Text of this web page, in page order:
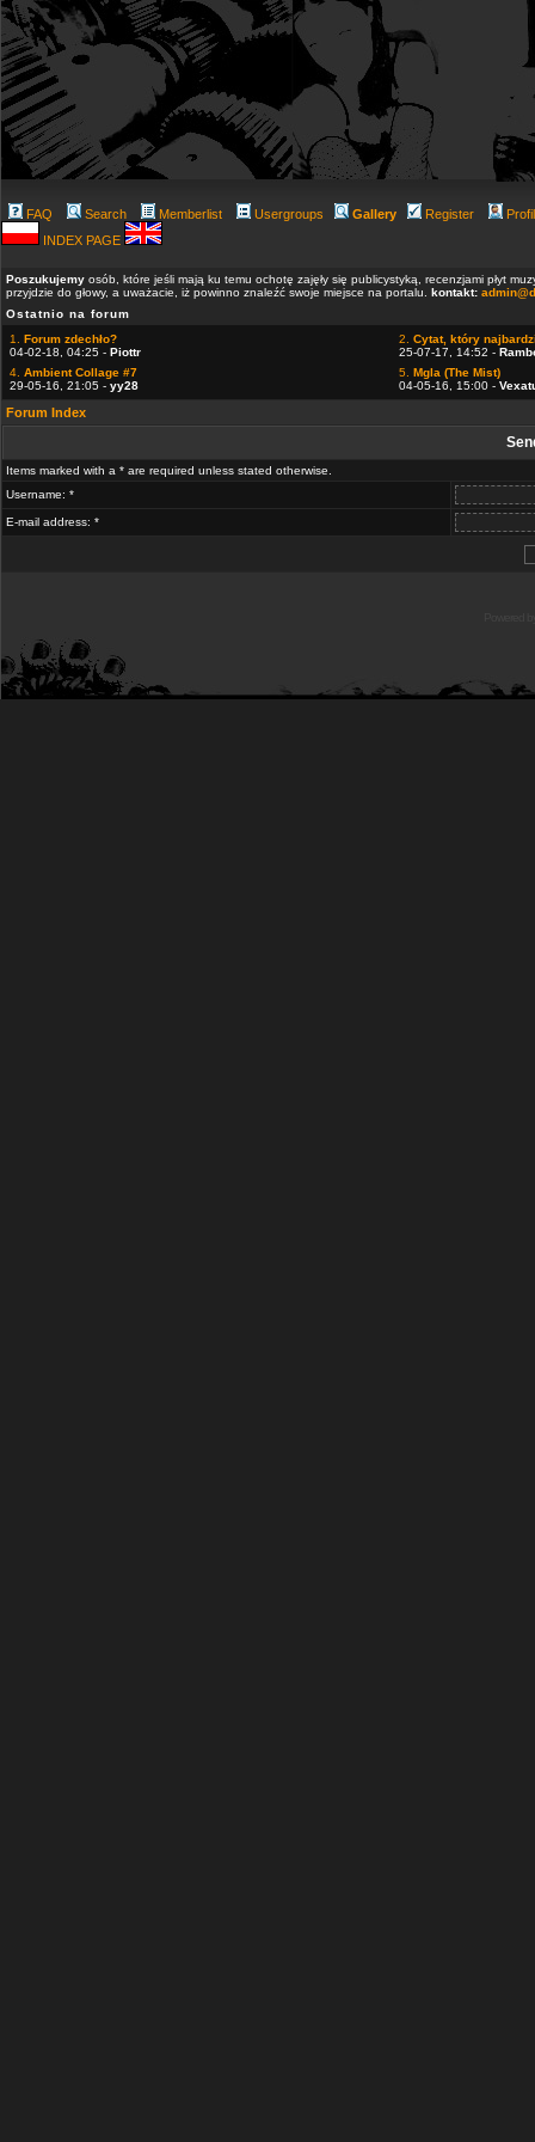
FAQ Search Memberlist Usergroups Gallery Register
INDEX PAGE
Poszukujemy osób, które jeśli mają ku temu ochotę zajęły się publicystyką, recenzjami płyt
przyjdzie do głowy, a uważacie, iż powinno znaleźć swoje miejsce na portalu. kontakt:
Ostatnio na forum
1. Forum zdechło?
04-02-18, 04:25 - Piottr
2. Cytat, który
25-07-17, 14:52 -
4. Ambient Collage #7
29-05-16, 21:05 - yy28
5. Mgla (The Mist)
04-05-16, 15:00 -
Forum Index
Items marked with a * are required unless stated otherwise.
Username: *
E-mail address: *